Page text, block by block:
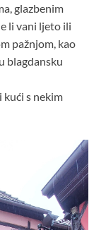
glazbenim
li vani ljeto ili
pažnjom, kao
blagdansku
kući s nekim